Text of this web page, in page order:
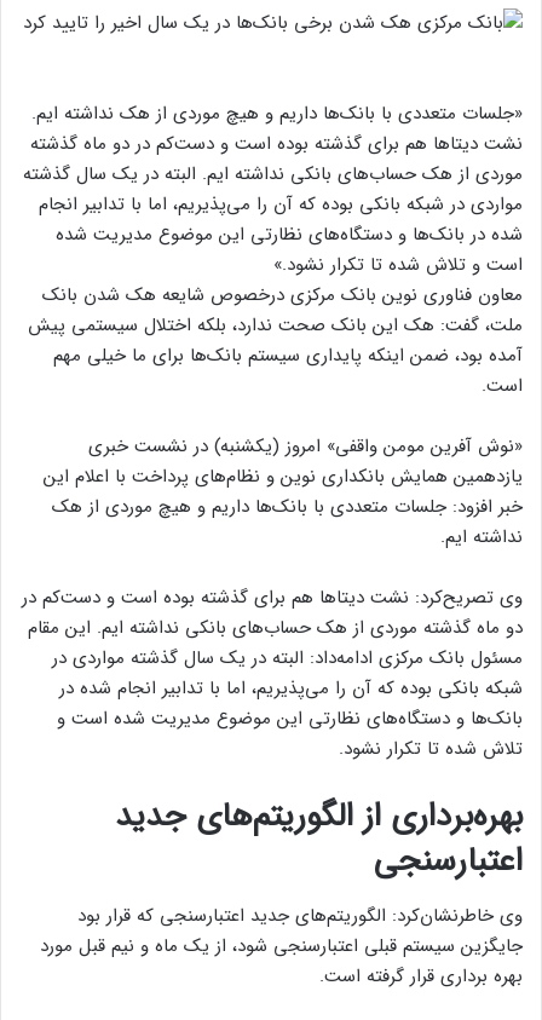
«جلسات متعددی با بانک‌ها داریم و هیچ موردی از هک نداشته ایم.
نشت دیتا‌ها هم برای گذشته بوده است و دست‌کم در دو ماه گذشته
موردی از هک حساب‌های بانکی نداشته ایم. البته در یک سال گذشته
مواردی در شبکه بانکی بوده که آن را می‌پذیریم، اما با تدابیر انجام
شده در بانک‌ها و دستگاه‌های نظارتی این موضوع مدیریت شده
است و تلاش شده تا تکرار نشود.»
معاون فناوری نوین بانک مرکزی درخصوص شایعه هک شدن بانک
ملت، گفت: هک این بانک صحت ندارد، بلکه اختلال سیستمی پیش
آمده بود، ضمن اینکه پایداری سیستم بانک‌ها برای ما خیلی مهم
است.
«نوش آفرین مومن واقفی» امروز (یکشنبه) در نشست خبری
یازدهمین همایش بانکداری نوین و نظام‌های پرداخت با اعلام این
خبر افزود: جلسات متعددی با بانک‌ها داریم و هیچ موردی از هک
نداشته ایم.
وی تصریح‌کرد: نشت دیتاها هم برای گذشته بوده است و دست‌کم در
دو ماه گذشته موردی از هک حساب‌های بانکی نداشته ایم. این مقام
مسئول بانک مرکزی ادامه‌داد: البته در یک سال گذشته مواردی در
شبکه بانکی بوده که آن را می‌پذیریم، اما با تدابیر انجام شده در
بانک‌ها و دستگاه‌های نظارتی این موضوع مدیریت شده است و
تلاش شده تا تکرار نشود.
بهره‌برداری از الگوریتم‌های جدید
اعتبارسنجی
وی خاطرنشان‌کرد: الگوریتم‌های جدید اعتبارسنجی که قرار بود
جایگزین سیستم قبلی اعتبارسنجی شود، از یک ماه و نیم قبل مورد
بهره برداری قرار گرفته است.